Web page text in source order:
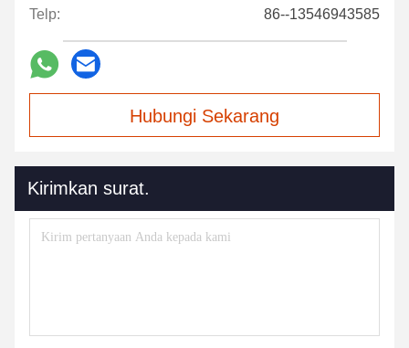
Telp: 86--13546943585
Hubungi Sekarang
Kirimkan surat.